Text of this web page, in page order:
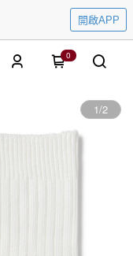
開啟APP
0
1/2